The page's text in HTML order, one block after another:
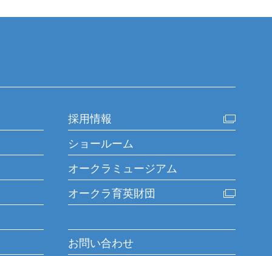
採用情報
ショールーム
オークラミュージアム
オークラ育英財団
お問い合わせ